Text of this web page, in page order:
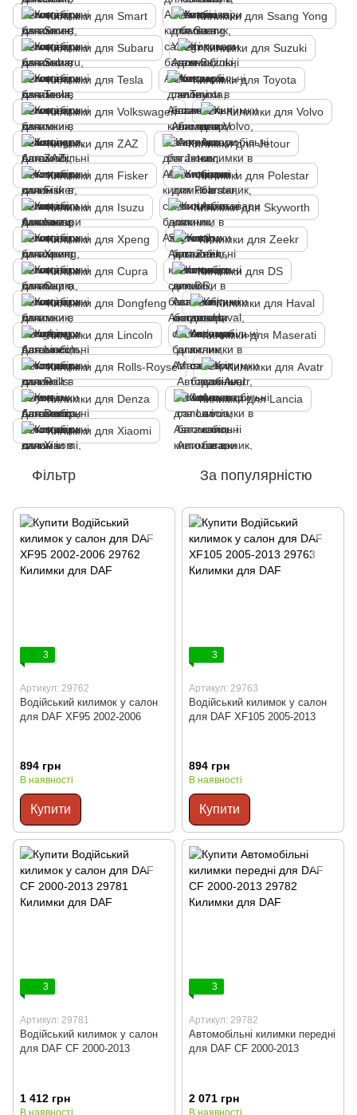
Килимки для Smart Килимки для Ssang Yong
Килимки для Subaru Килимки для Suzuki
Килимки для Tesla Килимки для Toyota
Килимки для Volkswagen Килимки для Volvo
Килимки для ZAZ Килимки для Jetour
Килимки для Fisker Килимки для Polestar
Килимки для Isuzu Килимки для Skyworth
Килимки для Xpeng Килимки для Zeekr
Килимки для Cupra Килимки для DS
Килимки для Dongfeng Килимки для Haval
Килимки для Lincoln Килимки для Maserati
Килимки для Rolls-Royse Килимки для Avatr
Килимки для Denza Килимки для Lancia
Килимки для Xiaomi
Фільтр За популярністю
3
Артикул: 29762
Водійський килимок у салон
для DAF XF95 2002-2006
894 грн
В наявності
Купити
3
Артикул: 29763
Водійський килимок у салон
для DAF XF105 2005-2013
894 грн
В наявності
Купити
3
Артикул: 29781
Водійський килимок у салон
для DAF CF 2000-2013
1 412 грн
В наявності
3
Артикул: 29782
Автомобільні килимки передні
для DAF CF 2000-2013
2 071 грн
В наявності